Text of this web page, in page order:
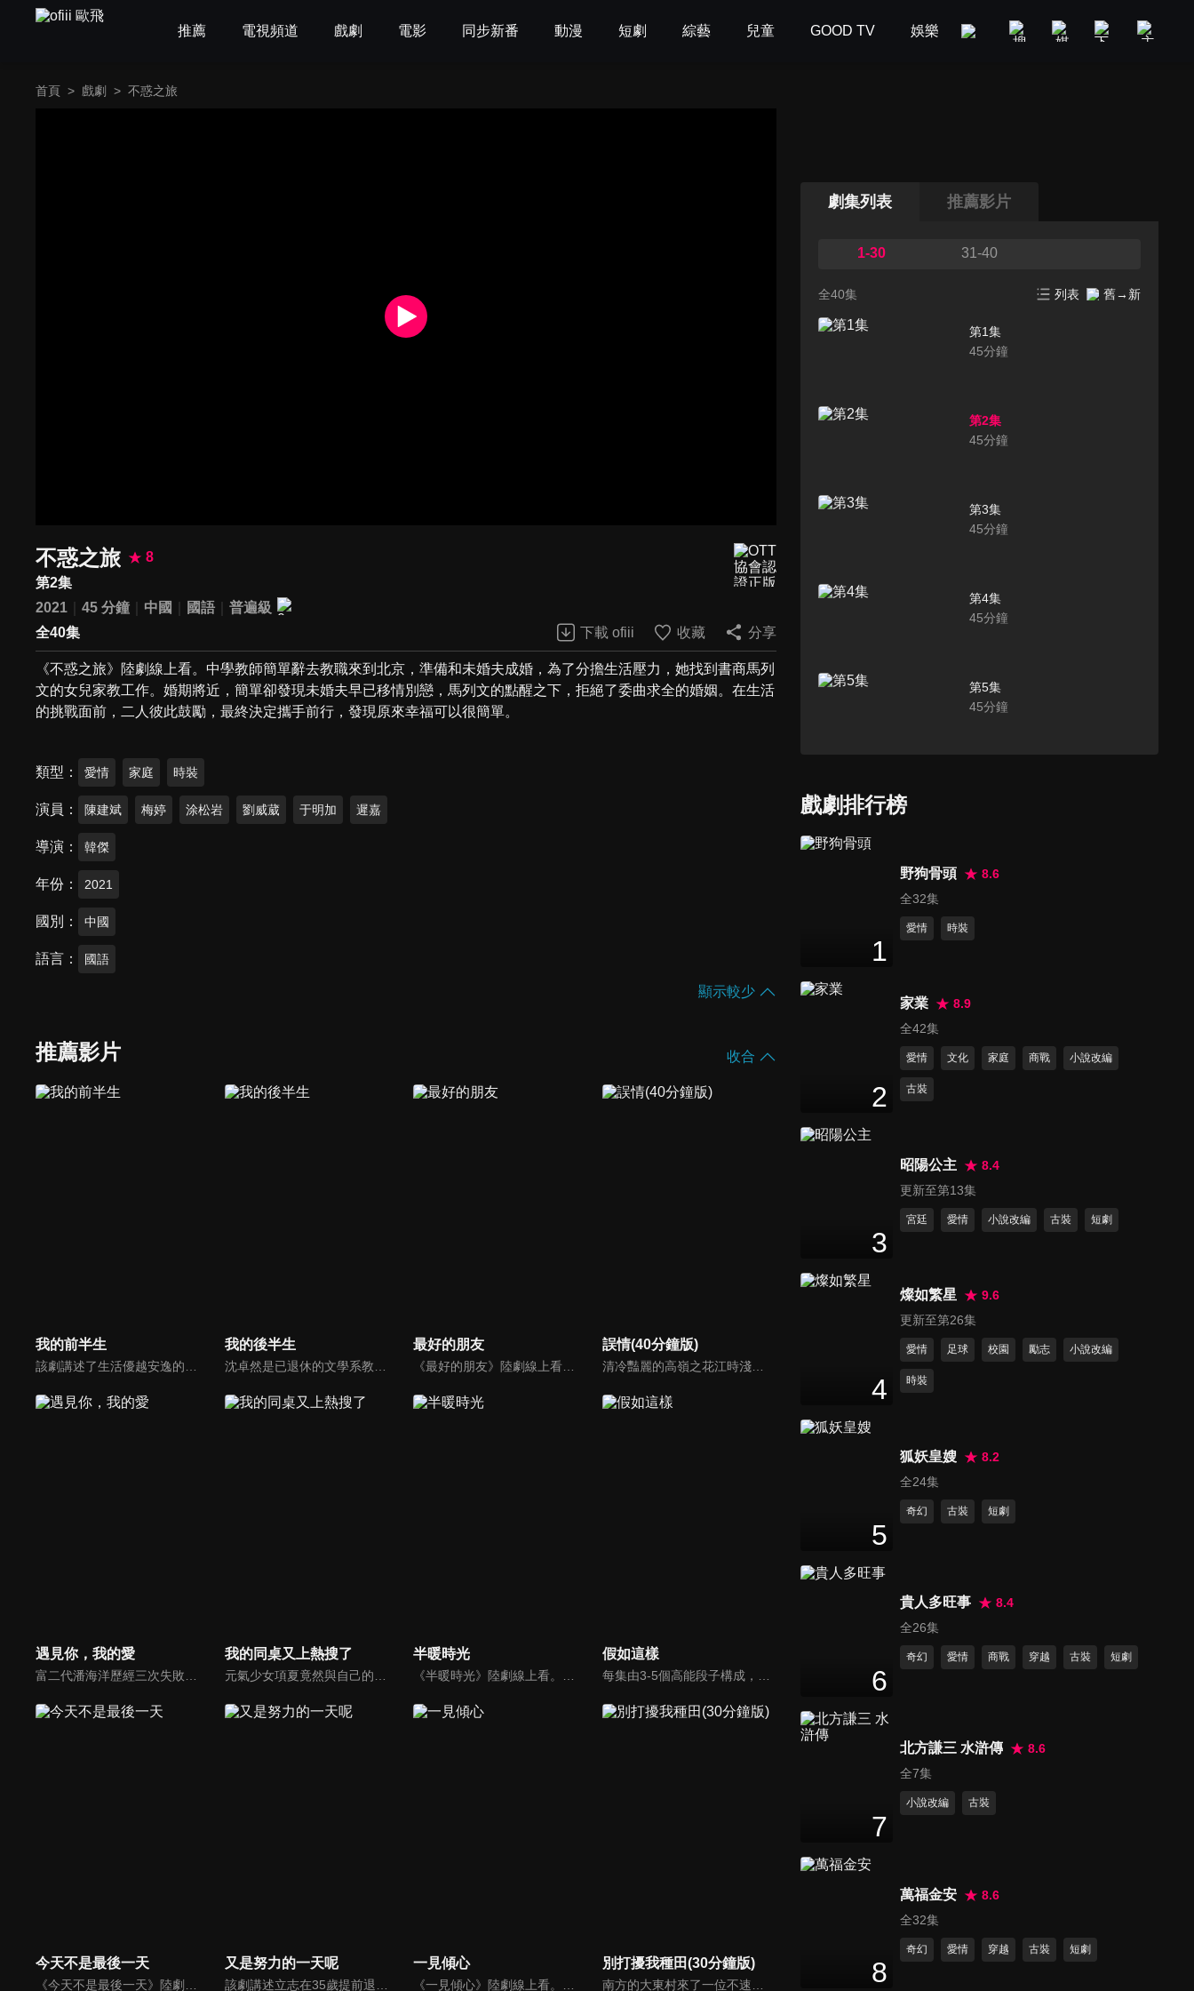
推薦 電視頻道 戲劇 電影 同步新番 動漫 短劇 綜藝 兒童 GOOD TV 娛樂 美食旅遊 新聞政論
首頁 > 戲劇 > 不惑之旅
不惑之旅
8
第2集
2021
45 分鐘 中國 國語
普遍級
全40集
下載 ofiii 收藏 分享
《不惑之旅》陸劇線上看。中學教師簡單辭去教職來到北京，準備和未婚夫成婚，為了分擔生活壓力，她找到書商馬列
文的女兒家教工作。婚期將近，簡單卻發現未婚夫早已移情別戀，馬列文的點醒之下，拒絕了委曲求全的婚姻。在生活
的挑戰面前，二人彼此鼓勵，最終決定攜手前行，發現原來幸福可以很簡單。
類型 愛情 家庭 時裝
演員 陳建斌 梅婷 涂松岩 劉威葳 于明加 遲嘉
導演 韓傑
年份 2021
國別 中國
語言 國語
顯示較少
推薦影片 收合
我的前半生 我的後半生 最好的朋友 誤情(40分鐘版)
清冷豔麗的高嶺之花江時淺在遭受霸淩、暴力等一系列事件後，華麗蛻變逆襲歸來，用一場精心策劃強勢開啟自己的復仇之路，最終收穫內心救贖與愛情的故事。
遇見你，我的愛 我的同桌又上熱搜了 半暖時光 假如這樣
今天不是最後一天
《今天不是最後一天》陸劇線上看。長期宅居的廢柴米蟲打算在河邊結束自己一無是處的人生，卻因為意外救了一個溺水的女孩知了而打斷了計劃。幾天後的一場意外，更是讓兩人踏上了劫數橫生的逃亡之路。一系列匪夷所思的遭遇把他們的命運糾纏在一起…
又是努力的一天呢
該劇講述立志在35歲提前退休的普通上班族辛凡，在與元氣少女花千金的合租過程中以及周圍人感染下，重拾奮鬥的喜劇故事，劇中人物各有特色：辛凡的上司肅度、同事方飄、花千金的奶茶店夥伴蜜玥、粉店的笑笑姨……一場充滿愛、奮鬥與溫暖的故事，就在公司、奶茶店、粉店開始上演。
一見傾心
《一見傾心》陸劇線上看。旅日十年的沐婉卿（張婧儀）帶著母親的骨灰回國安葬，並查明哥哥的死亡真相。在因緣際會下，結識了上海城防長官譚玹霖（陳星旭）與越城司令的獨子徐光耀。一段蕩氣迴腸的情愫，也漸漸地三個人之間滋長。
別打擾我種田(30分鐘版)
南方的大東村來了一位不速之客林現，他是林氏集團百億資產的唯一繼承人，在爺爺強勢壓迫下，家世顯赫的他空降莊家找到自己傳說中門當戶對的未婚妻，決定說服她自願解除婚約。
劇集列表 推薦影片
1-30 31-40
全40集 列表 舊→新
第1集
45分鐘
第2集
45分鐘
第3集
45分鐘
第4集
45分鐘
第5集
45分鐘
45
分鐘
第11集
45
分鐘
45 分鐘
第16集
第17集
分鐘
戲劇排行榜
1
野狗骨頭
8.6
全32集
愛情 時裝
2
家業
8.9
全42集
愛情 文化 家庭 商戰 小說改編
古裝
3
昭陽公主
8.4
更新至第13集
宮廷 愛情 小說改編 古裝 短劇
4
燦如繁星
9.6
更新至第26集
愛情 足球 校園 勵志 小說改編
時裝
5
狐妖皇嫂
8.2
全24集
奇幻 古裝 短劇
6
貴人多旺事
8.4
全26集
奇幻 愛情 商戰 穿越 古裝 短劇
7
北方謙三 水滸傳
8.6
全7集
小說改編 古裝
8
萬福金安
8.6
全32集
奇幻 愛情 穿越 古裝 短劇